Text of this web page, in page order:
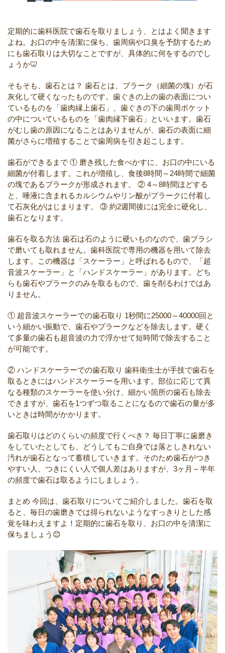
定期的に歯科医院で歯石を取りましょう、とはよく聞きます
よね。お口の中を清潔に保ち、歯周病や口臭を予防するため
にも歯石取りは大切なことですが、具体的に何をするのでし
ょうか🦷
そもそも、歯石とは？ 歯石とは、プラーク（細菌の塊）が石
灰化して硬くなったものです。歯ぐきの上の歯の表面につい
ているものを「歯肉縁上歯石」、歯ぐきの下の歯周ポケット
の中についているものを「歯肉縁下歯石」といいます。歯石
がむし歯の原因になることはありませんが、歯石の表面に細
菌がさらに増殖することで歯周病を引き起こします。
歯石ができるまで ① 磨き残した食べかすに、お口の中にいる
細菌が付着します。これが増殖し、食後8時間～24時間で細菌
の塊であるプラークが形成されます。
② 4～8時間ほどする
と、唾液に含まれるカルシウムやリン酸がプラークに付着し
て石灰化がはじまります。
③ 約2週間後には完全に硬化し、
歯石となります。
歯石を取る方法 歯石は石のように硬いものなので、歯ブラシ
で磨いても取れません。歯科医院で専用の機器を用いて除去
します。この機器は「スケーラー」と呼ばれるもので、「超
音波スケーラー」と「ハンドスケーラー」があります。どち
らも歯石やプラークのみを取るもので、歯を削るわけではあ
りません。
① 超音波スケーラーでの歯石取り 1秒間に25000～40000回と
いう細かい振動で、歯石やプラークなどを除去します。硬く
て多量の歯石も超音波の力で浮かせて短時間で除去すること
が可能です。
② ハンドスケーラーでの歯石取り 歯科衛生士が手技で歯石を
取るときにはハンドスケーラーを用います。部位に応じて異
なる種類のスケーラーを使い分け、細かい箇所の歯石も除去
できますが、歯石を1つずつ取ることになるので歯石の量が多
いときは時間がかかります。
歯石取りはどのくらいの頻度で行くべき？ 毎日丁寧に歯磨き
をしていたとしても、どうしてもご自身では落としきれない
汚れが歯石となって蓄積していきます。そのため歯石がつき
やすい人、つきにくい人で個人差はありますが、3ヶ月～半年
の頻度で歯石は取るようにしましょう。
まとめ 今回は、歯石取りについてご紹介しました。歯石を取
ると、毎日の歯磨きでは得られないようなすっきりとした感
覚を味わえますよ！定期的に歯石を取り、お口の中を清潔に
保ちましょう😊